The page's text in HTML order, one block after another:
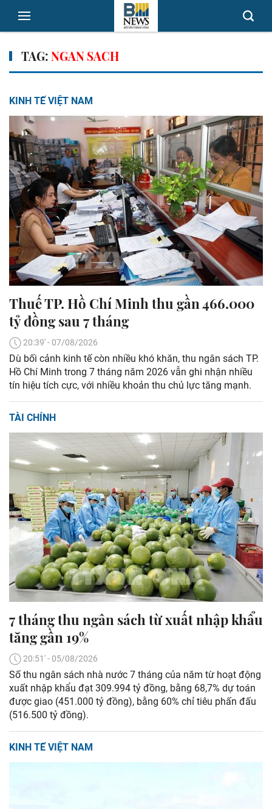
TAG:NGAN SACH
KINH TẾ VIỆT NAM
Thuế TP. Hồ Chí Minh thu gần 466.000
tỷ đồng sau 7 tháng
20:39' - 07/08/2026
Dù bối cảnh kinh tế còn nhiều khó khăn, thu ngân sách TP.
Hồ Chí Minh trong 7 tháng năm 2026 vẫn ghi nhận nhiều
tín hiệu tích cực, với nhiều khoản thu chủ lực tăng mạnh.
TÀI CHÍNH
7 tháng thu ngân sách từ xuất nhập khẩu
tăng gần 19%
20:51' - 05/08/2026
Số thu ngân sách nhà nước 7 tháng của năm từ hoạt động
xuất nhập khẩu đạt 309.994 tỷ đồng, bằng 68,7% dự toán
được giao (451.000 tỷ đồng), bằng 60% chỉ tiêu phấn đấu
(516.500 tỷ đồng).
KINH TẾ VIỆT NAM